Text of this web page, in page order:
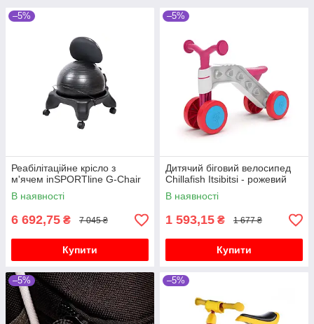
–5%
Реабілітаційне крісло з
м'ячем inSPORTline G-Chair
В наявності
6 692,75 ₴ 7 045 ₴
Купити
–5%
Дитячий біговий велосипед
Chillafish Itsibitsi - рожевий
В наявності
1 593,15 ₴ 1 677 ₴
Купити
–5% –5%